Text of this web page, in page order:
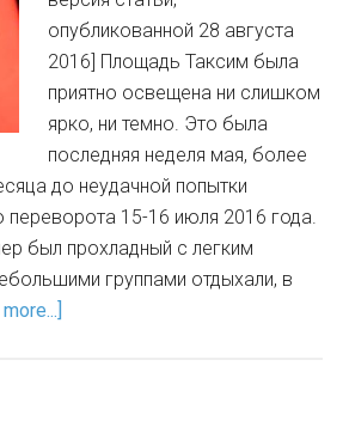
опубликованной 28 августа
2016] Площадь Таксим была
приятно освещена ни слишком
ярко, ни темно. Это была
последняя неделя мая, более
до неудачной попытки
переворота 15-16 июля 2016 года.
был прохладный с легким
группами отдыхали, в